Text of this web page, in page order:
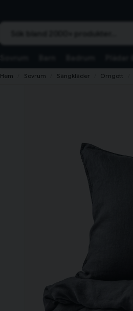
Hem Sovrum Sängkläder Örngott